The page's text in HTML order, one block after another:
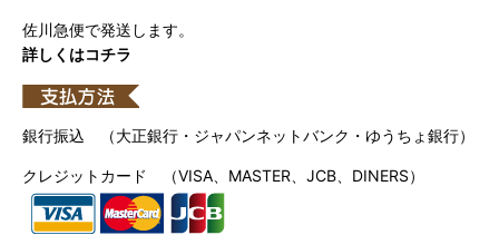
佐川急便で発送します。
詳しくはコチラ
銀行振込 （大正銀行・ジャパンネットバンク・ゆうちょ銀行）
クレジットカード （VISA、MASTER、JCB、DINERS）